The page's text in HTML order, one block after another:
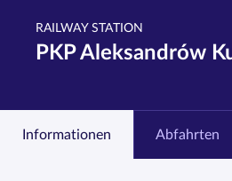
RAILWAY STATION
PKP Aleksandrów
Informationen Abfahrten